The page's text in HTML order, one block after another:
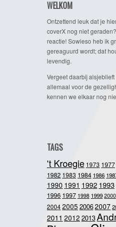
WELKOM
Ontzettend leuk dat je
coverX nog niet
reactie! Sowieso heb ik
gereaguurd wordt; dat
levendig.
Vergeet daarbij
allemaal voor de
kennen we elkaar nog
TAGS
't Kroegie 1973 1977
1982 1983 1984 1986
1990 1991 19921993
1996 1997 1998 1999 2000
20042005 20062007
2011 2012 2013